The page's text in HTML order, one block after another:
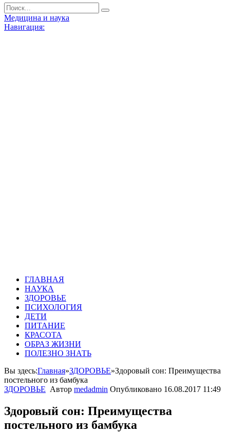
Медицина и наука
Навигация:
ГЛАВНАЯ
НАУКА
ЗДОРОВЬЕ
ПСИХОЛОГИЯ
ДЕТИ
ПИТАНИЕ
КРАСОТА
ОБРАЗ ЖИЗНИ
ПОЛЕЗНО ЗНАТЬ
Вы здесь:Главная»ЗДОРОВЬЕ»Здоровый сон: Преимущества
постельного из бамбука
ЗДОРОВЬЕ Автор medadmin Опубликовано 16.08.2017 11:49
Здоровый сон: Преимущества
постельного из бамбука